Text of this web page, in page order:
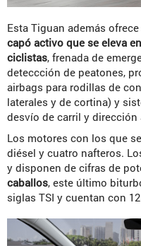
Esta Tiguan además
capó activo que se eleva
ciclistas, frenada de
deteccción de peatones,
airbags para rodillas de
laterales y de cortina) y
desvío de carril y dirección
Los motores con los que
diésel y cuatro nafteros.
y disponen de cifras de
caballos, este último
siglas TSI y cuentan con